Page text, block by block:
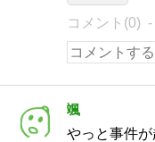
コメント(0)
颯
やっと事件